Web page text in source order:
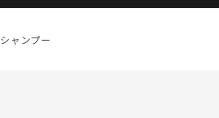
シャンプー